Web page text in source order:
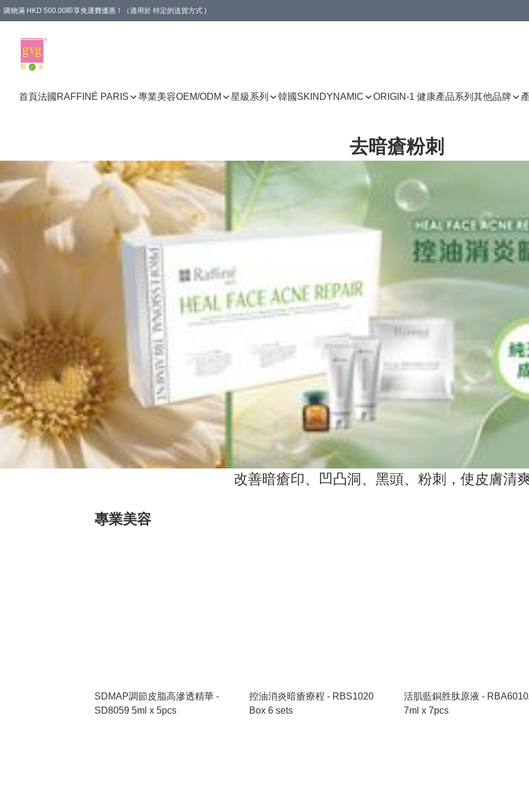
購物滿 HKD 500.00即享免運費優惠！（適用於 特定的送貨方式 )
首頁法國RAFFINÉ PARIS 專業美容OEM/ODM 星級系列 韓國SKINDYNAMIC ORIGIN-1 健康產品系列 其他品牌
去暗瘡粉刺
改善暗瘡印、凹凸洞、黑頭、粉刺，使皮膚清
專業美容
SDMAP調節皮脂高滲透精華 -
SD8059 5ml x 5pcs
控油消炎暗瘡療程 - RBS1020
Box 6 sets
活肌藍銅胜肽原液 -
7ml x 7pcs